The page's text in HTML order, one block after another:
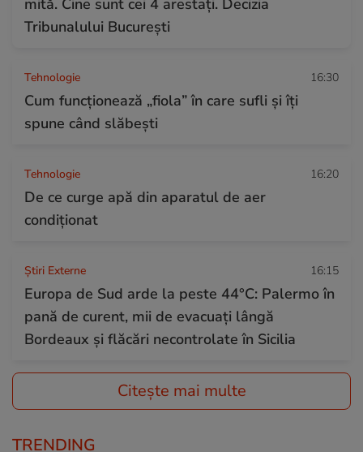
Tribunalului București
Tehnologie 16:30
Cum funcționează „fiola” în care sufli și îți
spune când slăbești
Tehnologie 16:20
De ce curge apă din aparatul de aer
condiționat
Știri Externe 16:15
Europa de Sud arde la peste 44°C: Palermo în
pană de curent, mii de evacuați lângă
Bordeaux și flăcări necontrolate în Sicilia
Citește mai multe
TRENDING